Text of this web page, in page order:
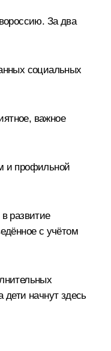
За два
социальных
важное
и профильной
развитие
с учётом
дети начнут здесь